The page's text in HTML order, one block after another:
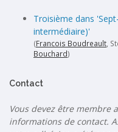
Troisième dans
intermédiaire)'
(Francois Boudreault ,
Bouchard)
Contact
Vous devez être membre
informations de contact.